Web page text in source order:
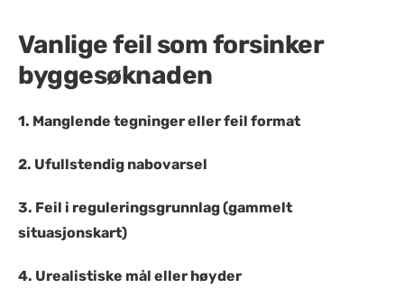
Vanlige feil som forsinker
byggesøknaden
1. Manglende tegninger eller feil format
2. Ufullstendig nabovarsel
3. Feil i reguleringsgrunnlag (gammelt
situasjonskart)
4. Urealistiske mål eller høyder